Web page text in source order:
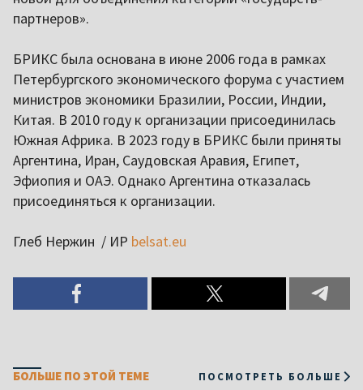
партнеров».
БРИКС была основана в июне 2006 года в рамках
Петербургского экономического форума с участием
министров экономики Бразилии, России, Индии,
Китая. В 2010 году к организации присоединилась
Южная Африка. В 2023 году в БРИКС были приняты
Аргентина, Иран, Саудовская Аравия, Египет,
Эфиопия и ОАЭ. Однако Аргентина отказалась
присоединяться к организации.
Глеб Нержин / ИР belsat.eu
БОЛЬШЕ ПО ЭТОЙ ТЕМЕ ПОСМОТРЕТЬ БОЛЬШЕ